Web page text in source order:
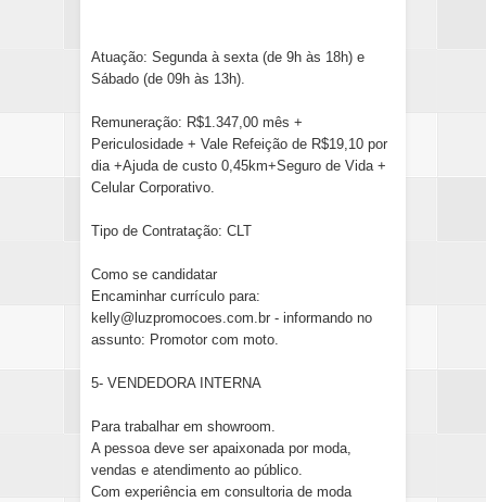
Atuação: Segunda à sexta (de 9h às 18h) e
Sábado (de 09h às 13h).
Remuneração: R$1.347,00 mês +
Periculosidade + Vale Refeição de R$19,10 por
dia +Ajuda de custo 0,45km+Seguro de Vida +
Celular Corporativo.
Tipo de Contratação: CLT
Como se candidatar
Encaminhar currículo para:
kelly@luzpromocoes.com.br - informando no
assunto: Promotor com moto.
5- VENDEDORA INTERNA
Para trabalhar em showroom.
A pessoa deve ser apaixonada por moda,
vendas e atendimento ao público.
Com experiência em consultoria de moda